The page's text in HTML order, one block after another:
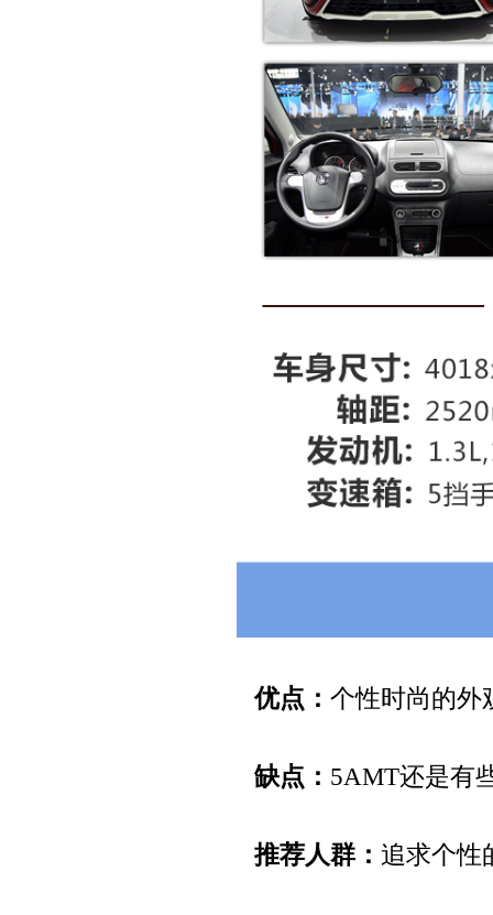
优点： 个性时尚的外
缺点： 5AMT还是有
推荐人群： 追求个性